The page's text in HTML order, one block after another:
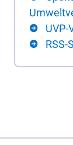
RSS-